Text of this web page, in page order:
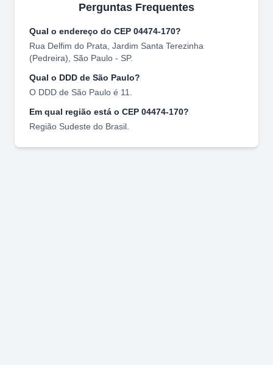
Perguntas Frequentes
Qual o endereço do CEP 04474-170?
Rua Delfim do Prata Jardim Santa Terezinha
(Pedreira)
São Paulo - SP.
Qual o DDD de São Paulo?
O DDD de São Paulo é 11
Em qual região está o CEP 04474-170?
Região Sudeste do Brasil.